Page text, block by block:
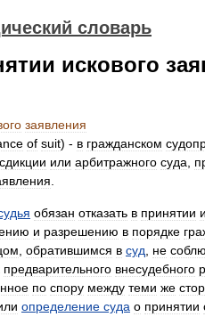
словарь
искового
заявления
of suit) - в гражданском
или арбитражного суда
обязан отказать в принятии
и разрешению в порядке
обратившимся в суд не
предварительного внесудебного
по спору между теми же
определение суда о принятии